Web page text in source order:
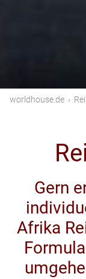
worldhouse.de ›
Gern
Afrika